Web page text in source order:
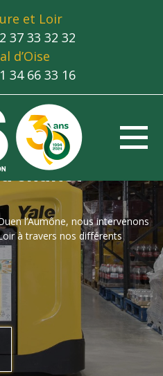
et Loir
37 33 32 32
d’Oise
34 66 33 16
chariot
l’Aumône, nous intervenons
à travers nos différents